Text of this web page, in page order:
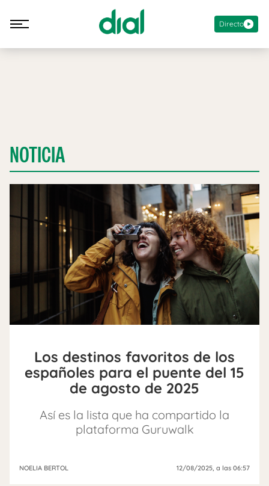
Directo
NOTICIA
Los destinos favoritos de los
españoles para el puente del 15
de agosto de 2025
Así es la lista que ha compartido la
plataforma Guruwalk
NOELIA BERTOL 12/08/2025, a las 06:57